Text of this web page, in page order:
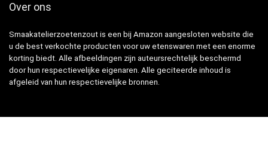
Over ons
Smaakatelierzoetenzout is een bij Amazon aangesloten website die
u de best verkochte producten voor uw etenswaren met een enorme
korting biedt. Alle afbeeldingen zijn auteursrechtelijk beschermd
door hun respectievelijke eigenaren. Alle geciteerde inhoud is
afgeleid van hun respectievelijke bronnen.